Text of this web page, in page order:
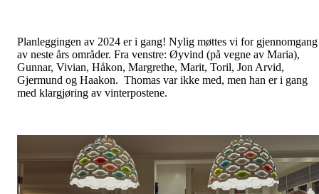
Planleggingen av 2024 er i gang! Nylig møttes vi for gjennomgang
av neste års områder. Fra venstre: Øyvind (på vegne av Maria),
Gunnar, Vivian, Håkon, Margrethe, Marit, Toril, Jon Arvid,
Gjermund og Haakon. Thomas var ikke med, men han er i gang
med klargjøring av vinterpostene.